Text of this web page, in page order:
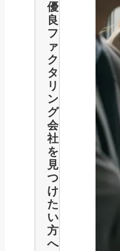
優
良
フ
ァ
ク
タ
リ
ン
グ
会
社
を
見
つ
け
た
い
方
へ